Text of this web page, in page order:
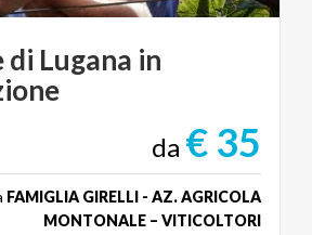
di Lugana in
da € 35
FAMIGLIA GIRELLI - AZ. AGRICOLA
MONTONALE – VITICOLTORI